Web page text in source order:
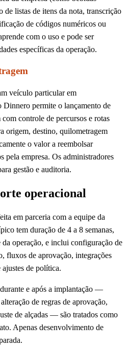
de listas de itens da nota, transcrição
de códigos numéricos ou
com o uso e pode ser
específicas da operação.
veículo particular em
Dinnero permite o lançamento de
controle de percursos e rotas
origem, destino, quilometragem
o valor a reembolsar
pela empresa. Os administradores
gestão e auditoria.
operacional
em parceria com a equipe da
tem duração de 4 a 8 semanas,
operação, e inclui configuração de
fluxos de aprovação, integrações
de política.
e após a implantação —
de regras de aprovação,
de alçadas — são tratados como
Apenas desenvolvimento de